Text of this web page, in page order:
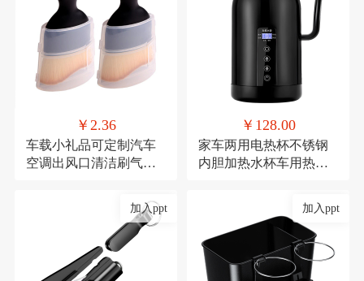
￥2.36
车载小礼品可定制汽车
空调出风口清洁刷气车
￥128.00
家车两用电热杯不锈钢
内胆加热水杯车用热水
加入ppt 加入ppt